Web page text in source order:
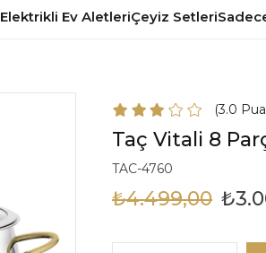
Elektrikli Ev AletleriÇeyiz Setleri
3.0
Taç Vitali 8
TAC-4760
₺4.499,00